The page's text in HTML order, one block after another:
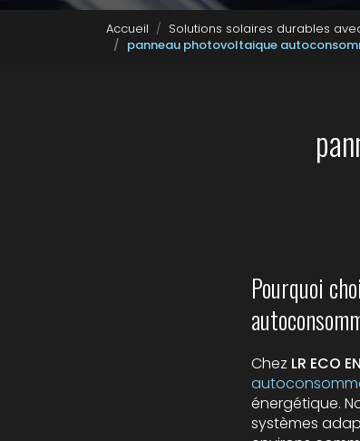
Accueil Solutions solaires durables avec
panneau photovoltaique
Pourquoi
Chez LR ECO
énergétique.
systèmes